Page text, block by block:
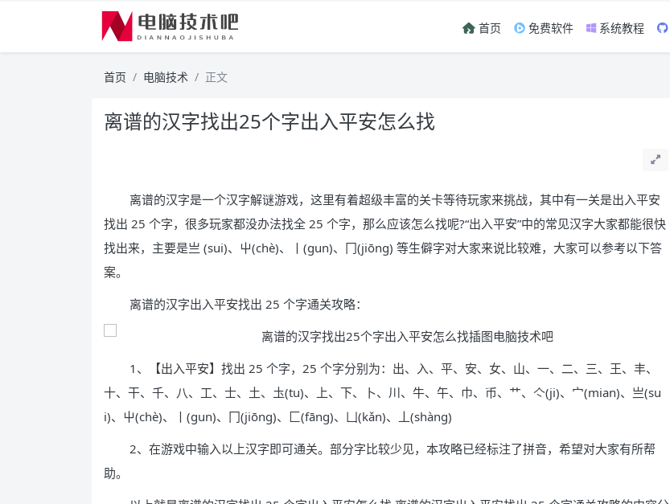
首页 免费软件 系统教程
首页 电脑技术 正文
离谱的汉字找出25个字出入平安怎么找
离谱的汉字是一个汉字解谜游戏，这里有着超级丰富的关卡等待玩家来挑战，其中有一关是出入平安
找出 25 个字，很多玩家都没办法找全 25 个字，那么应该怎么找呢?“出入平安”中的常见汉字大家都能很快
找出来，主要是亗 (sui)、屮(chè)、丨(gun)、冂(jiōng) 等生僻字对大家来说比较难，大家可以参考以下答
案。
离谱的汉字出入平安找出 25 个字通关攻略：
1、【出入平安】找出 25 个字，25 个字分别为：出、入、平、安、女、山、一、二、三、王、丰、
十、干、千、八、工、士、土、圡(tu)、上、下、卜、川、牛、午、巾、币、艹、亽(ji)、宀(mian)、亗(su
i)、屮(chè)、丨(gun)、冂(jiōng)、匚(fāng)、凵(kǎn)、丄(shàng)
2、在游戏中输入以上汉字即可通关。部分字比较少见，本攻略已经标注了拼音，希望对大家有所帮
助。